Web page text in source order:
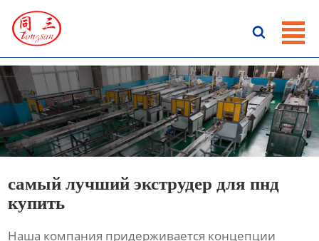

ГЛАВНАЯ
НОВОСТИ
О HАС
самый лучший экструдер для пнд
купить
Наша компания придерживается концепции